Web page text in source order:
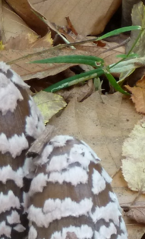
LE GR34 JUSQU’AU PONT DE